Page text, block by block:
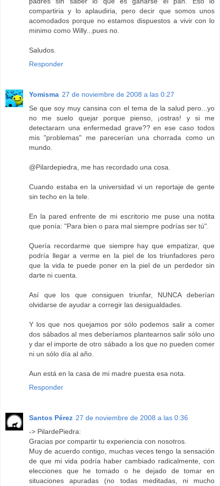
compartiria y lo aplaudiria, pero decir que somos unos
acomodados porque no estamos dispuestos a vivir con lo
minimo como Willy...pues no.
Saludos.
Responder
Yomisma 27 de noviembre de 2008 a las 0:27
Se que soy muy cansina con el tema de la salud pero...yo
no me suelo quejar porque pienso, ¡ostras! y si me
detectararn una enfermedad grave?? en ese caso todos
mis "problemas" me parecerían una chorrada como un
mundo.
@Pilardepiedra, me has recordado una cosa.
Cuando estaba en la universidad vi un reportaje de gente
sin techo en la tele.
En la pared enfrente de mi escritorio me puse una notita
que ponía: "Para bien o para mal siempre podrías ser tú".
Quería recordarme que siempre hay que empatizar, que
podría llegar a verme en la piel de los triunfadores pero
que la vida te puede poner en la piel de un perdedor sin
darte ni cuenta.
Así que los que consiguen triunfar, NUNCA deberían
olvidarse de ayudar a corregir las desigualdades.
Y los que nos quejamos por sólo podemos salir a comer
dos sábados al mes deberíamos plantearnos salir sólo uno
y dar el importe de otro sábado a los que no pueden comer
ni un sólo día al año.
Aun está en la casa de mi madre puesta esa nota.
Responder
Santos Pérez 27 de noviembre de 2008 a las 0:36
-> PilardePiedra:
Gracias por compartir tu experiencia con nosotros.
Muy de acuerdo contigo, muchas veces tengo la sensación
de que mi vida podría haber cambiado radicalmente, con
elecciones que he tomado o he dejado de tomar en
situaciones apuradas (no todas meditadas, ni mucho